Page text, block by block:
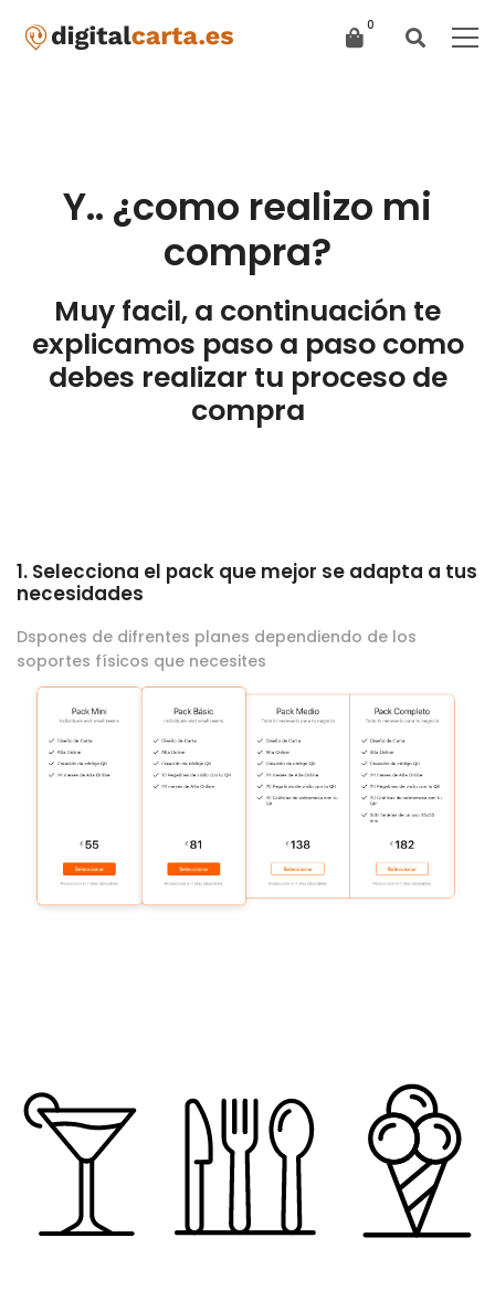
Y.. ¿como realizo mi
compra?
Muy facil, a continuación te
explicamos paso a paso como
debes realizar tu proceso de
compra
1. Selecciona el pack que mejor se adapta a tus
necesidades
Dspones de difrentes planes dependiendo de los
soportes físicos que necesites